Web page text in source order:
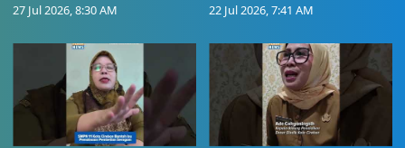
27 Jul 2026, 8:30 AM 22 Jul 2026, 7:41 AM